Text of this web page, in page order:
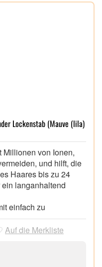
Lockenstab (Mauve (lila)
Millionen von Ionen,
und hilft, die
Haares bis zu 24
langanhaltend
einfach zu
mit neuer Anti-
ganztägigen
Auf die Merkliste